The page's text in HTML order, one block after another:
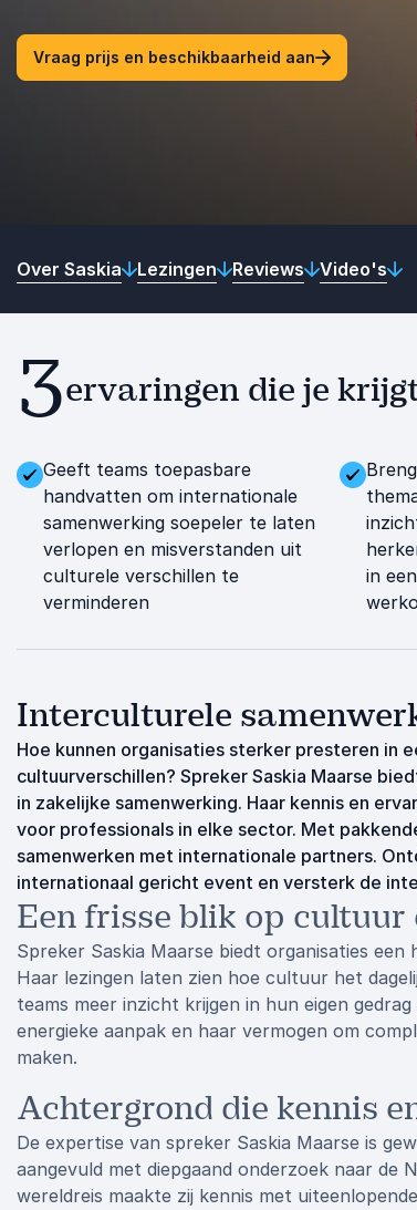
Vraag prijs en beschikbaarheid aan
Over Saskia Lezingen Reviews Video's
3ervaringen die je
Geeft teams toepasbare
handvatten om internationale
samenwerking soepeler te laten
verlopen en misverstanden uit
culturele verschillen te
verminderen
in
Interculturele
Hoe kunnen organisaties sterker presteren in
cultuurverschillen? Spreker Saskia Maarse
in zakelijke samenwerking. Haar kennis en
voor professionals in elke sector. Met
samenwerken met internationale partners.
internationaal gericht event en versterk de
Een frisse blik op cultuur
Spreker Saskia Maarse biedt organisaties
Haar lezingen laten zien hoe cultuur het
teams meer inzicht krijgen in hun eigen
energieke aanpak en haar vermogen om
maken.
Achtergrond die kennis
De expertise van spreker Saskia Maarse is
aangevuld met diepgaand onderzoek naar de
wereldreis maakte zij kennis met